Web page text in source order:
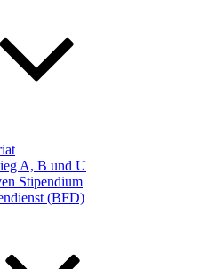
A, B und U
Stipendium
(BFD)